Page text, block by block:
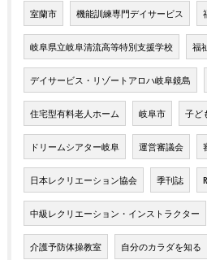
室蘭市 機能訓練専門デイサービス
岐阜県立岐阜清流高等特別支援学校 福
デイサービス・リゾートアロハ岐阜鏡島
住宅型有料老人ホーム 岐阜市 子ど
ドリームシアター岐阜 運営審議会
日本レクリエーション協会 季刊誌
中級レクリエーション・インストラクター
介護予防体操教室 自分のカラダを知る